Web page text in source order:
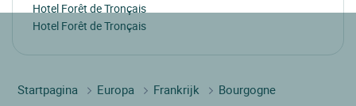
Hotel Forêt de Tronçais
Hotel Forêt de Tronçais
Startpagina Europa Frankrijk
Bourgogne